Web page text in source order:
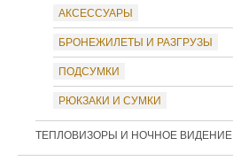
АКСЕССУАРЫ
БРОНЕЖИЛЕТЫ И РАЗГРУЗЫ
ПОДСУМКИ
РЮКЗАКИ И СУМКИ
ТЕПЛОВИЗОРЫ И НОЧНОЕ ВИДЕНИЕ